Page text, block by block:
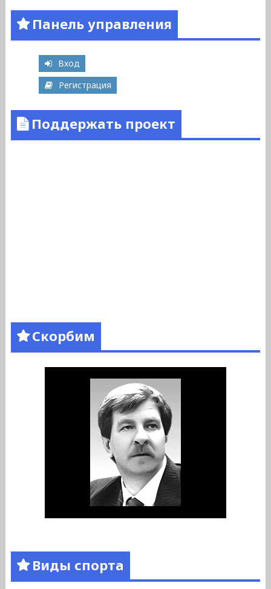
Панель управления
Вход
Регистрация
Поддержать проект
Скорбим
Виды спорта